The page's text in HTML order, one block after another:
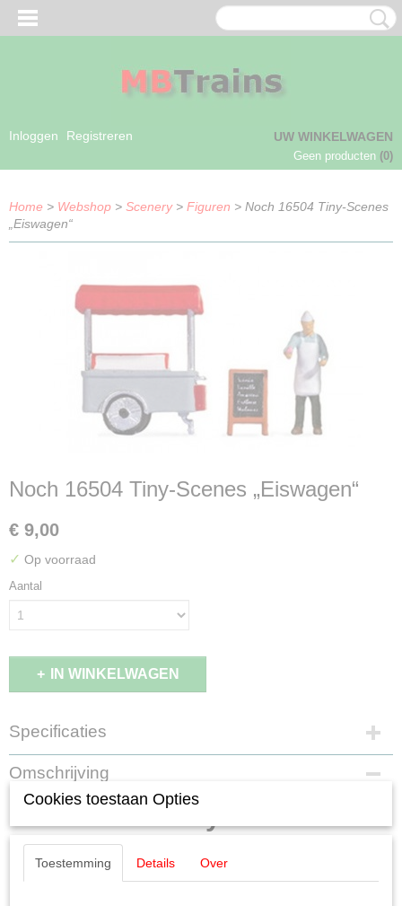
Inloggen Registreren UW WINKELWAGEN
Geen producten (0)
Home > Webshop > Scenery> Figuren > Noch 16504 Tiny-Scenes
„Eiswagen“
Noch 16504 Tiny-Scenes „Eiswagen“
€ 9,00
✓ Op voorraad
Aantal
IN WINKELWAGEN
Specificaties
EAN code
4007246165049
Productcode leverancier
Schaal
H0 (1:87)
Staat
Omschrijving
Noch 16504 Tiny-Scenes
„Eiswagen“
Cookies toestaan Opties
Toestemming Details Over